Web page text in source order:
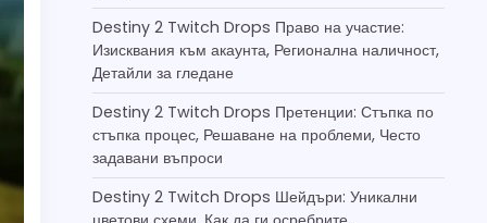
Destiny 2 Twitch Drops Право на участие:
Изисквания към акаунта, Регионална наличност,
Детайли за гледане
Destiny 2 Twitch Drops Претенции: Стъпка по
стъпка процес, Решаване на проблеми, Често
задавани въпроси
Destiny 2 Twitch Drops Шейдъри: Уникални